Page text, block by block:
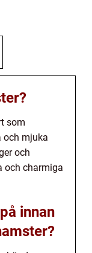
som
och mjuka
och
och charmiga
innan